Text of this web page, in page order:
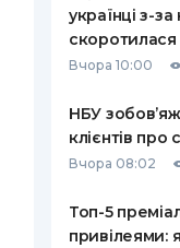
українці з-
Вчора 10:00
НБУ
клієнтів про
Вчора 08:02
Топ-5
привілеями: